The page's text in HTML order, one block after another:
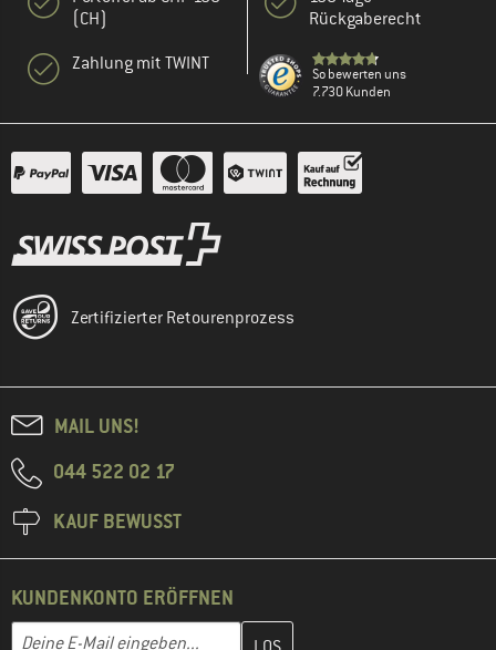
(CH)
Zahlung mit TWINT
Rückgaberecht
So bewerten uns
7.730 Kunden
Zertifizierter Retourenprozess
MAIL UNS!
044 522 02 17
KAUF BEWUSST
KUNDENKONTO ERÖFFNEN
E-Mail-Adresse
Gib hier deine E-Mail-Adresse ein und erstelle im nächsten